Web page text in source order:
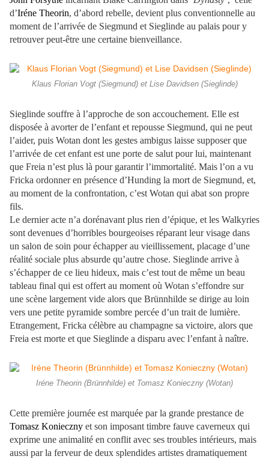
d’Iréne Theorin, d’abord rebelle, devient plus conventionnelle au
moment de l’arrivée de Siegmund et Sieglinde au palais pour y
retrouver peut-être une certaine bienveillance.
Klaus Florian Vogt (Siegmund) et Lise Davidsen (Sieglinde)
Sieglinde souffre à l’approche de son accouchement. Elle est
disposée à avorter de l’enfant et repousse Siegmund, qui ne peut
l’aider, puis Wotan dont les gestes ambigus laisse supposer que
l’arrivée de cet enfant est une porte de salut pour lui, maintenant
que Freia n’est plus là pour garantir l’immortalité. Mais l’on a vu
Fricka ordonner en présence d’Hunding la mort de Siegmund, et,
au moment de la confrontation, c’est Wotan qui abat son propre
fils.
Le dernier acte n’a dorénavant plus rien d’épique, et les Walkyries
sont devenues d’horribles bourgeoises réparant leur visage dans
un salon de soin pour échapper au vieillissement, placage d’une
réalité sociale plus absurde qu’autre chose. Sieglinde arrive à
s’échapper de ce lieu hideux, mais c’est tout de même un beau
tableau final qui est offert au moment où Wotan s’effondre sur
une scène largement vide alors que Brünnhilde se dirige au loin
vers une petite pyramide sombre percée d’un trait de lumière.
Etrangement, Fricka célèbre au champagne sa victoire, alors que
Freia est morte et que Sieglinde a disparu avec l’enfant à naître.
Iréne Theorin (Brünnhilde) et Tomasz Konieczny (Wotan)
Cette première journée est marquée par la grande prestance de
Tomasz Konieczny et son imposant timbre fauve caverneux qui
exprime une animalité en conflit avec ses troubles intérieurs, mais
aussi par la ferveur de deux splendides artistes dramatiquement